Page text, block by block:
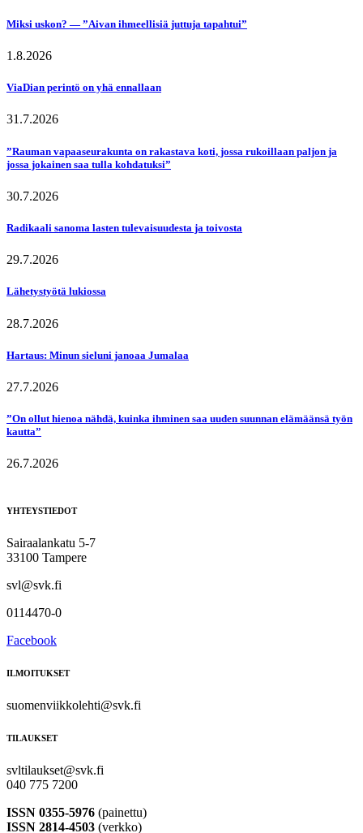
Miksi uskon? — ”Aivan ihmeellisiä juttuja tapahtui”
1.8.2026
ViaDian perintö on yhä ennallaan
31.7.2026
”Rauman vapaaseurakunta on rakastava koti, jossa rukoillaan paljon ja
jossa jokainen saa tulla kohdatuksi”
30.7.2026
Radikaali sanoma lasten tulevaisuudesta ja toivosta
29.7.2026
Lähetystyötä lukiossa
28.7.2026
Hartaus: Minun sieluni janoaa Jumalaa
27.7.2026
”On ollut hienoa nähdä, kuinka ihminen saa uuden suunnan elämäänsä työn
kautta”
26.7.2026
YHTEYSTIEDOT
Sairaalankatu 5-7
33100 Tampere
svl@svk.fi
0114470-0
Facebook
ILMOITUKSET
suomenviikkolehti@svk.fi
TILAUKSET
svltilaukset@svk.fi
040 775 7200
ISSN 0355-5976 (painettu)
ISSN 2814-4503 (verkko)